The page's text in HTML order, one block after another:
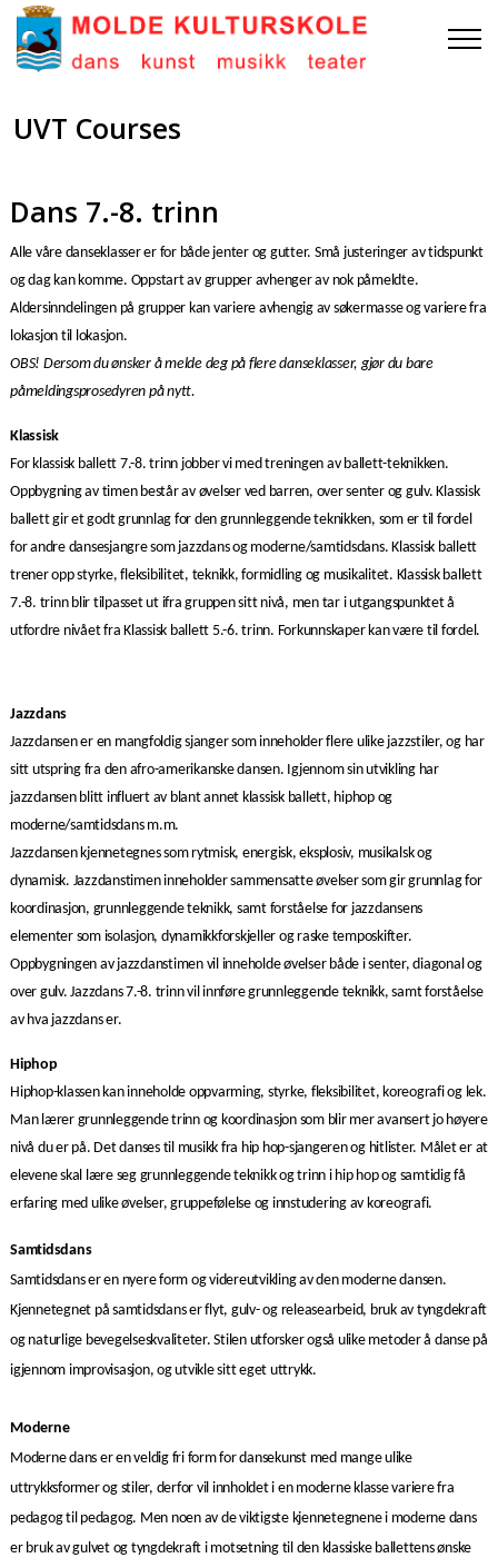
UVT Courses
Dans 7.-8. trinn
Alle våre danseklasser er for både jenter og gutter. Små justeringer av tidspunkt
og dag kan komme. Oppstart av grupper avhenger av nok påmeldte.
Aldersinndelingen på grupper kan variere avhengig av søkermasse og variere fra
lokasjon til lokasjon.
OBS! Dersom du ønsker å melde deg på flere danseklasser, gjør du bare
påmeldingsprosedyren på nytt.
Klassisk
For klassisk ballett 7.-8. trinn jobber vi med treningen av ballett-teknikken.
Oppbygning av timen består av øvelser ved barren, over senter og gulv. Klassisk
ballett gir et godt grunnlag for den grunnleggende teknikken, som er til fordel
for andre dansesjangre som jazzdans og moderne/samtidsdans. Klassisk ballett
trener opp styrke, fleksibilitet, teknikk, formidling og musikalitet. Klassisk ballett
7.-8. trinn blir tilpasset ut ifra gruppen sitt nivå, men tar i utgangspunktet å
utfordre nivået fra Klassisk ballett 5.-6. trinn. Forkunnskaper kan være til fordel.
Jazzdans
Jazzdansen er en mangfoldig sjanger som inneholder flere ulike jazzstiler, og har
sitt utspring fra den afro-amerikanske dansen. Igjennom sin utvikling har
jazzdansen blitt influert av blant annet klassisk ballett, hiphop og
moderne/samtidsdans m.m.
Jazzdansen kjennetegnes som rytmisk, energisk, eksplosiv, musikalsk og
dynamisk. Jazzdanstimen inneholder sammensatte øvelser som gir grunnlag for
koordinasjon, grunnleggende teknikk, samt forståelse for jazzdansens
elementer som isolasjon, dynamikkforskjeller og raske temposkifter.
Oppbygningen av jazzdanstimen vil inneholde øvelser både i senter, diagonal og
over gulv. Jazzdans 7.-8. trinn vil innføre grunnleggende teknikk, samt forståelse
av hva jazzdans er.
Hiphop
Hiphop-klassen kan inneholde oppvarming, styrke, fleksibilitet, koreografi og lek.
Man lærer grunnleggende trinn og koordinasjon som blir mer avansert jo høyere
nivå du er på. Det danses til musikk fra hip hop-sjangeren og hitlister. Målet er at
elevene skal lære seg grunnleggende teknikk og trinn i hip hop og samtidig få
erfaring med ulike øvelser, gruppefølelse og innstudering av koreografi.
Samtidsdans
Samtidsdans er en nyere form og videreutvikling av den moderne dansen.
Kjennetegnet på samtidsdans er flyt, gulv- og releasearbeid, bruk av tyngdekraft
og naturlige bevegelseskvaliteter. Stilen utforsker også ulike metoder å danse på
igjennom improvisasjon, og utvikle sitt eget uttrykk.
Moderne
Moderne dans er en veldig fri form for dansekunst med mange ulike
uttrykksformer og stiler, derfor vil innholdet i en moderne klasse variere fra
pedagog til pedagog. Men noen av de viktigste kjennetegnene i moderne dans
er bruk av gulvet og tyngdekraft i motsetning til den klassiske ballettens ønske